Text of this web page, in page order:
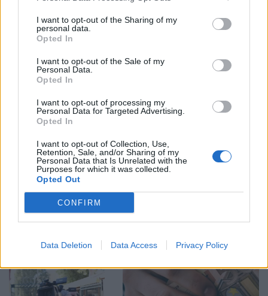
I want to opt-out of the Sharing of my
personal data.
Opted In
I want to opt-out of the Sale of my
Personal Data.
Opted In
I want to opt-out of processing my
Personal Data for Targeted Advertising.
Opted In
I want to opt-out of Collection, Use,
Retention, Sale, and/or Sharing of my
Personal Data that Is Unrelated with the
Purposes for which it was collected.
Opted Out
CONFIRM
Data Deletion Data Access Privacy Policy
ετυμηγορία η ίδια η κυβέρνηση στον εαυτό της,
δεν μπορεί να κρυφτεί το μέγεθος του σκανδάλου
και της διασπάθισης του δημοσίου χρήματος».
Email Copy Link
Tags: ΑΧΤΣΙΟΓΛΟΥ ΝΕΑ ΑΡΙΣΤΕΡΑ ΟΠΕΚΕΠΕ
Σχετικά Άρθρα